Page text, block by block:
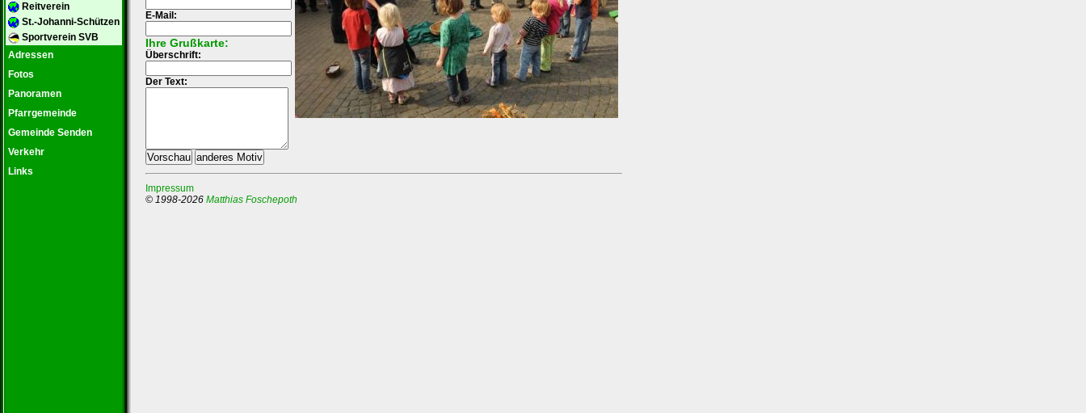
E-Mail:
Ihre Grußkarte:
Überschrift:
Der Text:
Impressum
© 1998-2026 Matthias Foschepoth
Reitverein
St.-Johanni-Schützen
Sportverein SVB
Adressen
Fotos
Panoramen
Pfarrgemeinde
Gemeinde Senden
Verkehr
Links